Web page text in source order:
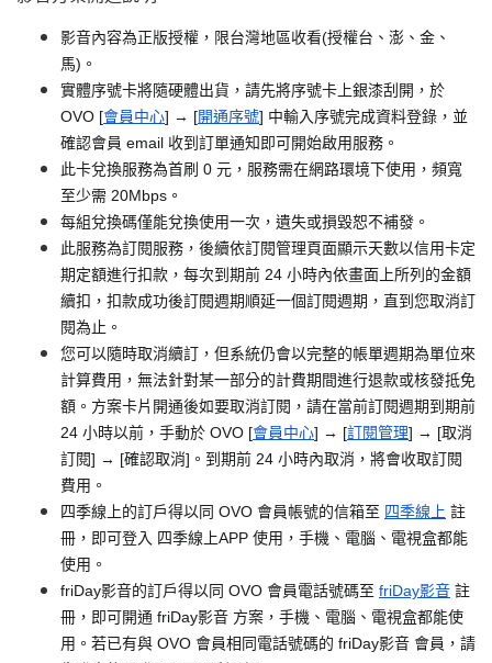
影音內容為正版授權，限台灣地區收看(授權台、澎、金、
馬)。
實體序號卡將隨硬體出貨，請先將序號卡上銀漆刮開，於
OVO [會員中心] → [開通序號] 中輸入序號完成資料登錄，並
確認會員 email 收到訂單通知即可開始啟用服務。
此卡兌換服務為首刷 0 元，服務需在網路環境下使用，頻寬
至少需 20Mbps。
每組兌換碼僅能兌換使用一次，遺失或損毀恕不補發。
此服務為訂閱服務，後續依訂閱管理頁面顯示天數以信用卡定
期定額進行扣款，每次到期前 24 小時內依畫面上所列的金額
續扣，扣款成功後訂閱週期順延一個訂閱週期，直到您取消訂
閱為止。
您可以隨時取消續訂，但系統仍會以完整的帳單週期為單位來
計算費用，無法針對某一部分的計費期間進行退款或核發抵免
額。方案卡片開通後如要取消訂閱，請在當前訂閱週期到期前
24 小時以前，手動於 OVO [會員中心] → [訂閱管理] → [取消
訂閱] → [確認取消]。到期前 24 小時內取消，將會收取訂閱
費用。
四季線上的訂戶得以同 OVO 會員帳號的信箱至 四季線上 註
冊，即可登入 四季線上APP 使用，手機、電腦、電視盒都能
使用。
friDay影音的訂戶得以同 OVO 會員電話號碼至 friDay影音 註
冊，即可開通 friDay影音 方案，手機、電腦、電視盒都能使
用。若已有與 OVO 會員相同電話號碼的 friDay影音 會員，請